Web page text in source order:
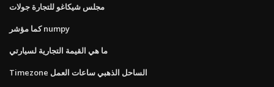
مجلس شيكاغو للتجارة جولات
كما مؤشر numpy
ما هي القيمة التجارية لسيارتي
Timezone الساحل الذهبي ساعات العمل